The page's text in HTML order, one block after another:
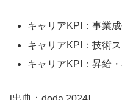
キャリアKPI：事業
キャリアKPI：技術
キャリアKPI：昇給